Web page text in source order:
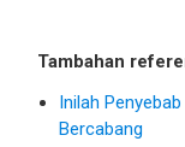
Tambahan
Inilah
Bercabang